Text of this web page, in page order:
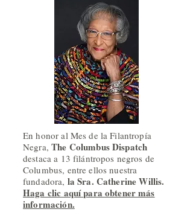
En honor al Mes de la Filantropía
Negra, The Columbus Dispatch
destaca a 13 filántropos negros de
Columbus, entre ellos nuestra
fundadora, la Sra. Catherine Willis.
Haga clic aquí para obtener más
información.